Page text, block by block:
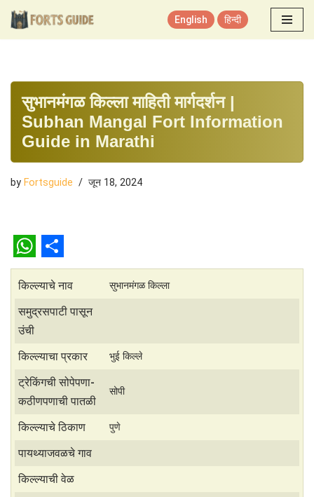
Skip
English हिन्दी
सुभानमंगळ किल्ला माहिती मार्गदर्शन |
Subhan Mangal Fort Information
Guide in Marathi
by Fortsguide जून 18, 2024
W
h
a
t
s
A
p
p
S
h
a
e
किल्ल्याचे नाव सुभानमंगळ किल्ला
समुद्रसपाटी पासून
उंची
किल्ल्याचा प्रकार
भुई किल्ले
ट्रेकिंगची सोपेपणा-
कठीणपणाची पातळी
सोपी
किल्ल्याचे ठिकाण पुणे
पायथ्याजवळचे गाव
किल्ल्याची वेळ